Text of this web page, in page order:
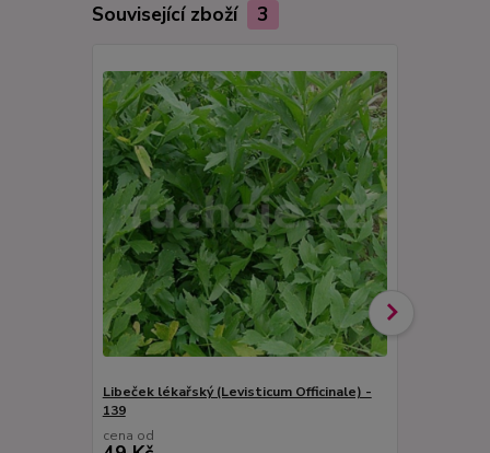
Související zboží 3
Libeček lékařský (Levisticum Officinale) -
139
cena od